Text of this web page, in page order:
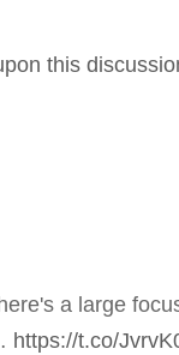
this
a large
https://t.co/